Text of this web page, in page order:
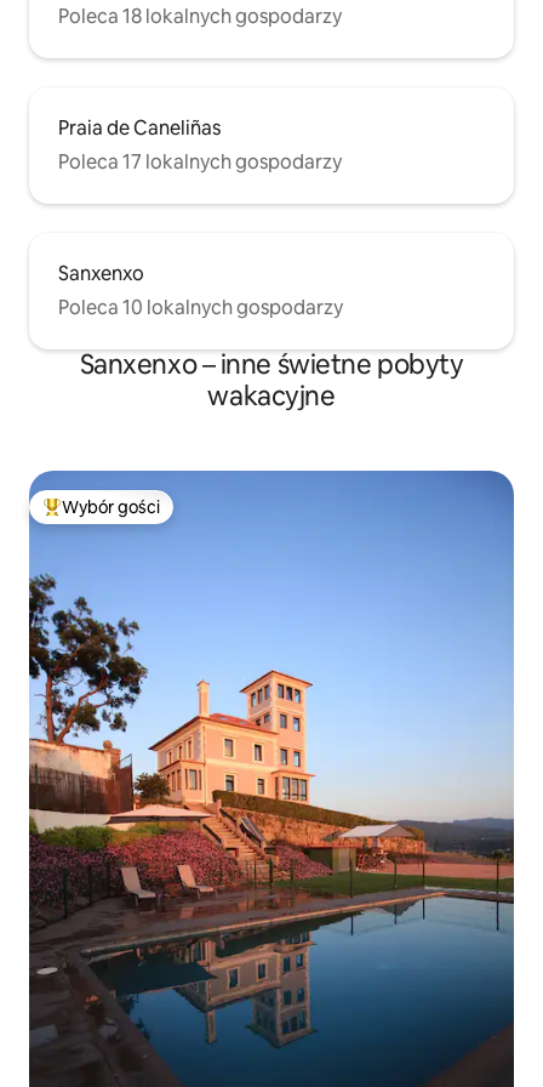
Poleca 18 lokalnych gospodarzy
Praia de Caneliñas
Poleca 17 lokalnych gospodarzy
Sanxenxo
Poleca 10 lokalnych gospodarzy
Sanxenxo – inne świetne pobyty
wakacyjne
Najpopularniejsze z kategorii Wybór gości
Wybór gości